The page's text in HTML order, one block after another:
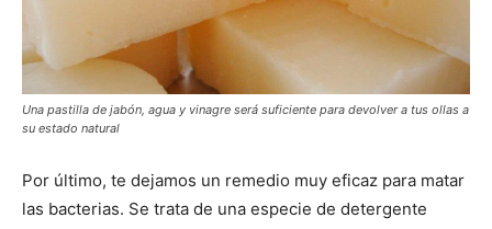
Una pastilla de jabón, agua y vinagre será suficiente para devolver a tus ollas a
su estado natural
Por último, te dejamos un remedio muy eficaz para matar
las bacterias. Se trata de una especie de detergente